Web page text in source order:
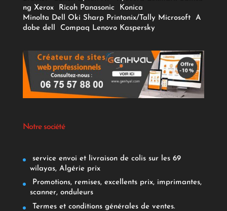
ng Xerox Ricoh Panasonic
Konica
Minolta Dell Oki Sharp Printonix/Tally Microsoft
A
dobe dell Compaq Lenovo Kaspersky
Notre société
service envoi et livraison de colis sur les 69
wilayas, Algérie prix
Promotions, remises, excellents prix, imprimantes,
scanner, onduleurs
Termes et conditions générales de ventes.